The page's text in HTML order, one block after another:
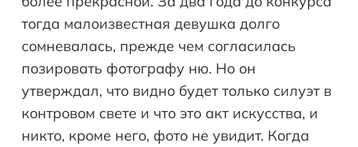
тогда малоизвестная девушка долго
сомневалась, прежде чем согласилась
позировать фотографу ню. Но он
утверждал, что видно будет только силуэт в
контровом свете и что это акт искусства, и
никто, кроме него, фото не увидит. Когда